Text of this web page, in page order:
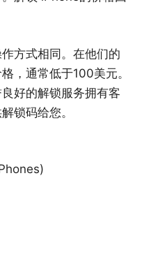
方式相同。在他们的
，通常低于100美元。
好的解锁服务拥有客
锁码给您。